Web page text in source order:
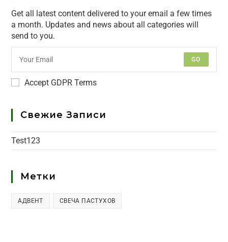
Get all latest content delivered to your email a few times
a month. Updates and news about all categories will
send to you.
GO
Accept GDPR Terms
Свежие Записи
Test123
Метки
АДВЕНТ СВЕЧА ПАСТУХОВ